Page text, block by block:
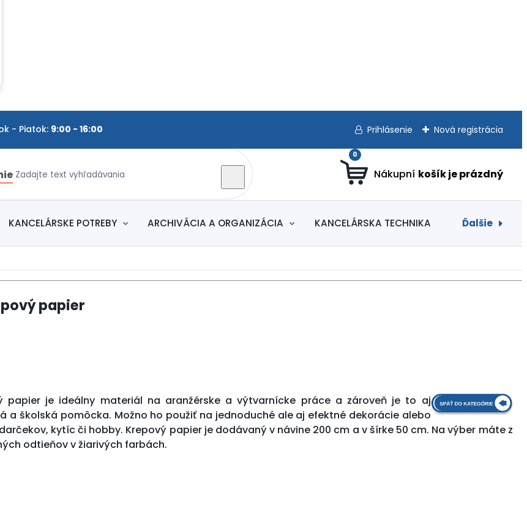
- Piatok: 9:00 - 16:00 Prihlásenie Nová registrácia
0
KANCELÁRSKE POTREBY ARCHIVÁCIA A ORGANIZÁCIA KANCELÁRSKA TECHNIKA Ďalšie
papier
papier je ideálny materiál na aranžérske a výtvarnícke práce a zároveň je to aj
a školská pomôcka. Možno ho použiť na jednoduché ale aj efektné dekorácie alebo
kytíc či hobby. Krepový papier je dodávaný v návine 200 cm a v šírke 50 cm. Na výber máte z
odtieňov v žiarivých farbách.